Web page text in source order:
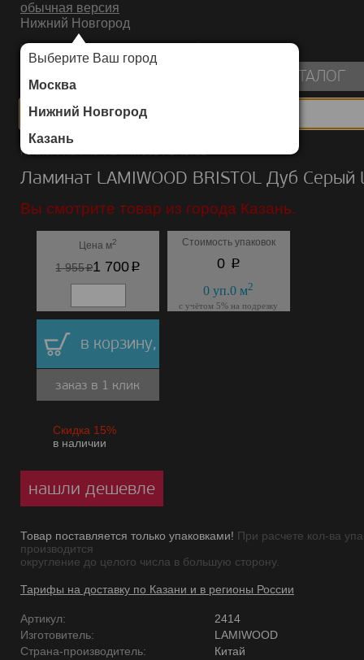
обычная версия
Нижний Новгород
Выберите Ваш город
Москва
Нижний Новгород
Казань
ИНТЕРНЕТ-МАГАЗИН НАПОЛЬНЫХ ПОКРЫТИЙ
КАТАЛОГ
Каталог/Ламинат/LAMIWOOD/BRISTOL
Ламинат LAMIWOOD BRISTOL Дуб Серый
Вы смотрите товар из города Казань.
Цена м2
1 955p1 700p
Стоимость упаковок
0 p
0 уп.0 м2
с учётом 5% на подрезку
в корзину,
заказ в 1 клик
Скидка 15%
в наличии
нашли дешевле
Товар поставляется только упаковками! При расчете кол-ва
производится
округление до целого числа в большую сторону.
Тарифы на доставку по Казани и в регионы России
Артикул:
2414
Изготовитель:
LAMIWOOD
Страна-производитель:
Китай